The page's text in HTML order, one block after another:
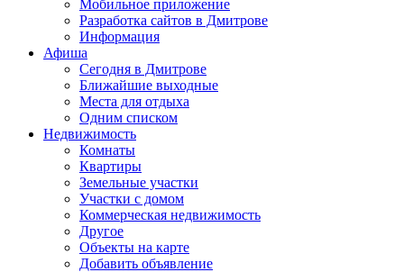
Мобильное приложение
Разработка сайтов в Дмитрове
Информация
Афиша
Сегодня в Дмитрове
Ближайшие выходные
Места для отдыха
Одним списком
Недвижимость
Комнаты
Квартиры
Земельные участки
Участки с домом
Коммерческая недвижимость
Другое
Объекты на карте
Добавить объявление